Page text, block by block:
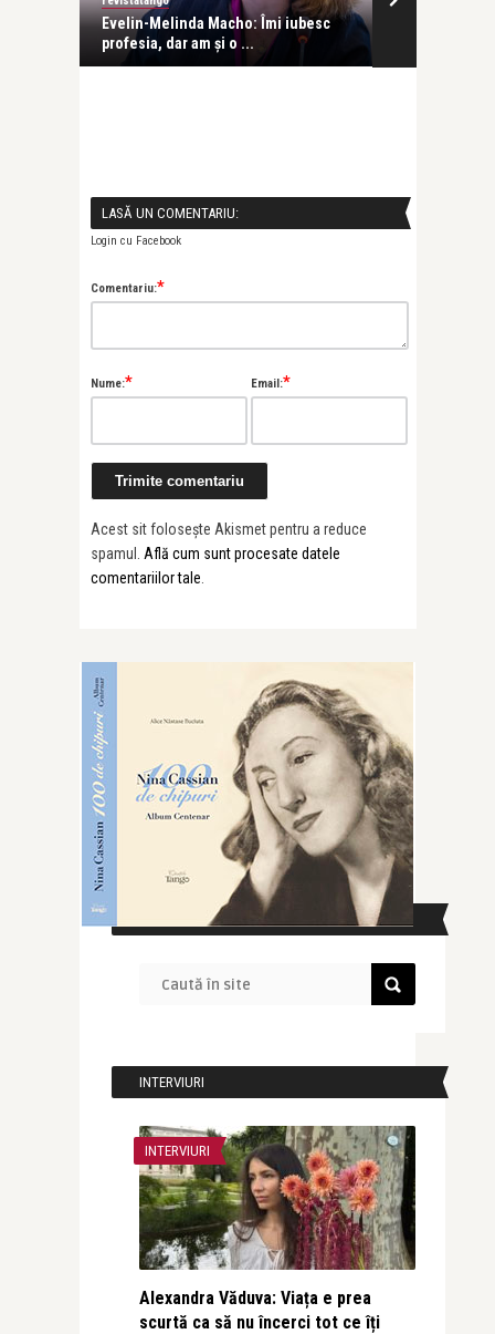
Evelin-Melinda Macho: Îmi iubesc
profesia, dar am și o ...
LASĂ UN COMENTARIU:
Login cu Facebook
Comentariu:*
Nume:* Email:*
Acest sit folosește Akismet pentru a reduce
spamul. Află cum sunt procesate datele
comentariilor tale
CAUTĂ ÎN SITE
INTERVIURI
INTERVIURI
Alexandra Văduva: Viața e prea
scurtă ca să nu încerci tot ce îți